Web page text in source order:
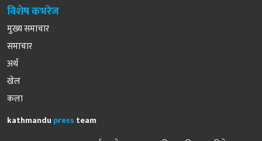
विशेष कभरेज
मुख्य समाचार
समाचार
अर्थ
खेल
कला
kathmandu press team